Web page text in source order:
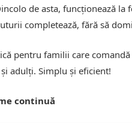
de asta, funcționează
completează, fără să
pentru familii care
adulți. Simplu și eficient!
continuă